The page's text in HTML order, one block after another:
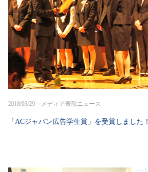
2018/03/29 メディア表現ニュース
「ACジャパン広告学生賞」を受賞しました！